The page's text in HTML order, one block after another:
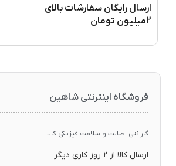
ارسال رایگان سفارشات بالای
2میلیون تومان
فروشگاه اینترنتی شاهین
گارانتی اصالت و سلامت فیزیکی کالا
ارسال کالا از ۲ روز کاری دیگر